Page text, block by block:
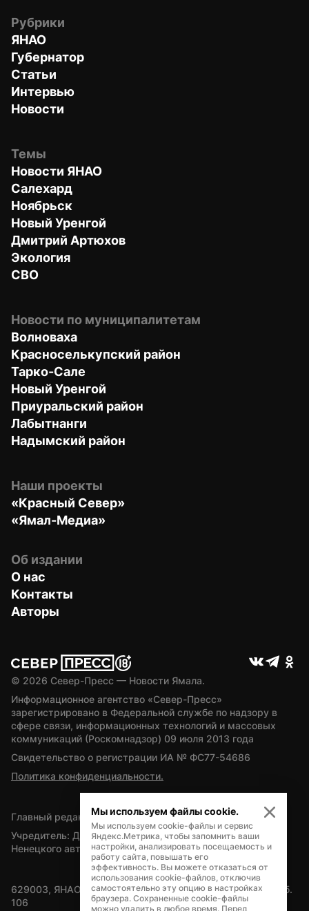
Рубрики
ЯНАО
Губернатор
Статьи
Интервью
Новости
Темы
Новости ЯНАО
Салехард
Ноябрьск
Новый Уренгой
Дмитрий Артюхов
Экология
СВО
Новости по муниципалитетам
Волноваха
Красноселькупский район
Тарко-Сале
Новый Уренгой
Приуральский район
Лабытнанги
Надымский район
Наши проекты
«Красный Север»
«Ямал-Медиа»
Об издании
О нас
Контакты
Авторы
© 2026 Север-Пресс — Новости Ямала.
Информационное агентство «Север-Пресс»
зарегистрировано в Федеральной службе по надзору в
сфере связи, информационных технологий и массовых
коммуникаций (Роскомнадзор) 09 июля 2013 года
Свидетельство о регистрации ИА № ФС77-54686
Политика конфиденциальности.
Главный редактор — А.Л. Поздеев
Учредитель: Департамент внутренней политики Ямало-
Ненецкого автономного округа
629003, ЯНАО, Салехард, мкр. Богдана Кнунянца, д.1, каб.
106
Мы используем файлы cookie.
Мы используем cookie-файлы и сервис
Яндекс.Метрика, чтобы запомнить ваши
настройки, анализировать посещаемость и
работу сайта, повышать его
эффективность. Вы можете отказаться от
использования cookie-файлов, отключив
самостоятельно эту опцию в настройках
браузера. Сохраненные cookie-файлы
можно удалить в любое время. Перед